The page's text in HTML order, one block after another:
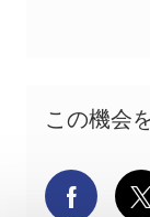
この機会